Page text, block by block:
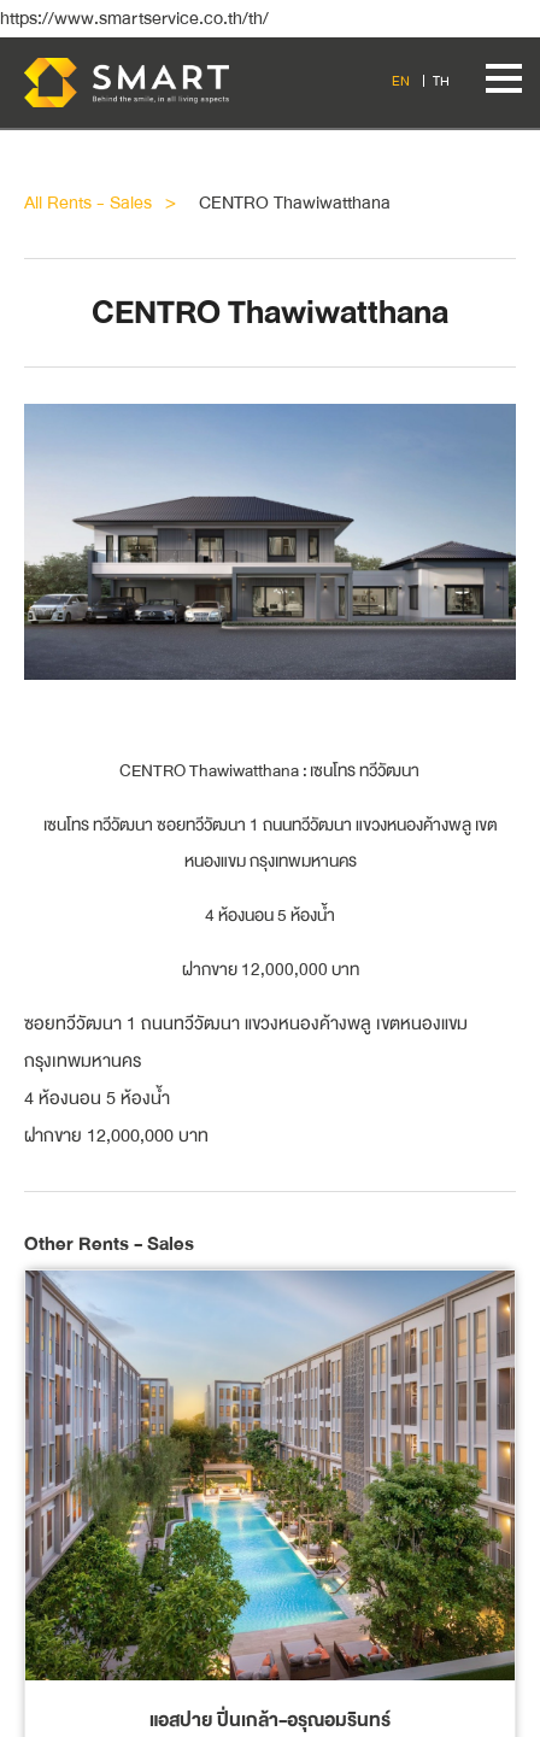
https://www.smartservice.co.th/th/
EN TH
All Rents - Sales CENTRO Thawiwatthana
CENTRO Thawiwatthana
CENTRO Thawiwatthana : เซนโทร ทวีวัฒนา
เซนโทร ทวีวัฒนา ซอยทวีวัฒนา 1 ถนนทวีวัฒนา แขวงหนองค้างพลู เขต
หนองแขม กรุงเทพมหานคร
4 ห้องนอน 5 ห้องน้ำ
ฝากขาย 12,000,000 บาท
ซอยทวีวัฒนา 1 ถนนทวีวัฒนา แขวงหนองค้างพลู เขตหนองแขม
กรุงเทพมหานคร
4 ห้องนอน 5 ห้องน้ำ
ฝากขาย 12,000,000 บาท
Other Rents - Sales
แอสปาย ปิ่นเกล้า-อรุณอมรินทร์